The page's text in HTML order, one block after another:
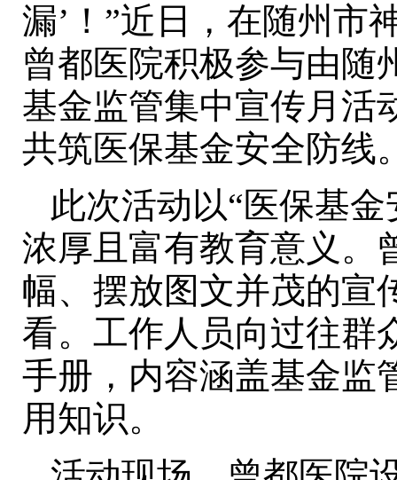
漏’！”近日，在随州市
曾都医院积极参与由随
基金监管集中宣传月活
共筑医保基金安全防线
此次活动以“医保基
浓厚且富有教育意义。
幅、摆放图文并茂的宣
看。工作人员向过往群
手册，内容涵盖基金监
用知识。